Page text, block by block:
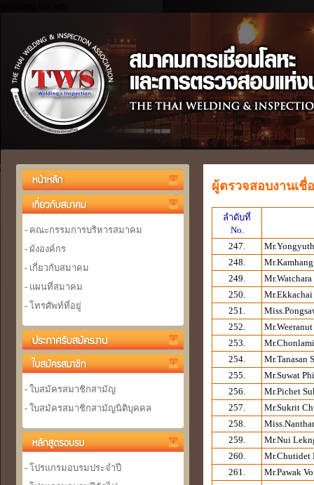
- คณะกรรมการบริหารสมาคม
- ผังองค์กร
- เกี่ยวกับสมาคม
- แผนที่สมาคม
- โทรศัพท์ที่อยู่
- ใบสมัครสมาชิกสามัญ
- ใบสมัครสมาชิกสามัญนิติบุคคล
- โปรแกรมอบรมประจำปี
ผู้ตรวจสอบงานเชื่
ลำดับที่
No.
247.
248.
249.
Mr.Watchara
250.
251.
252.
253.
254.
Mr.Tanasan
255.
Mr.Suwat
256.
Mr.Pichet
257.
Mr.Sukrit
258.
259.
Mr.Nui
260.
Mr.Chutidet
261.
Mr.Pawak